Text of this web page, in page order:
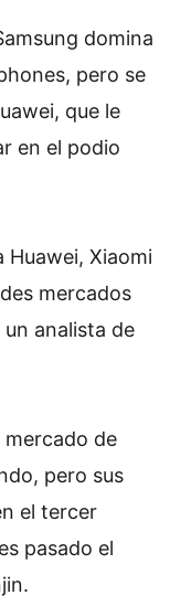
domina
pero se
que le
en el podio
Huawei, Xiaomi
mercados
analista de
mercado de
pero sus
el tercer
pasado el